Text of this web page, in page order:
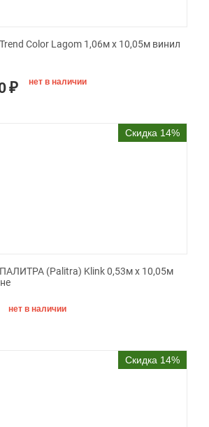
Color Lagom 1,06м х 10,05м винил
₽ нет в наличии
Скидка 14%
(Palitra) Klink 0,53м x 10,05м
нет в наличии
Скидка 14%